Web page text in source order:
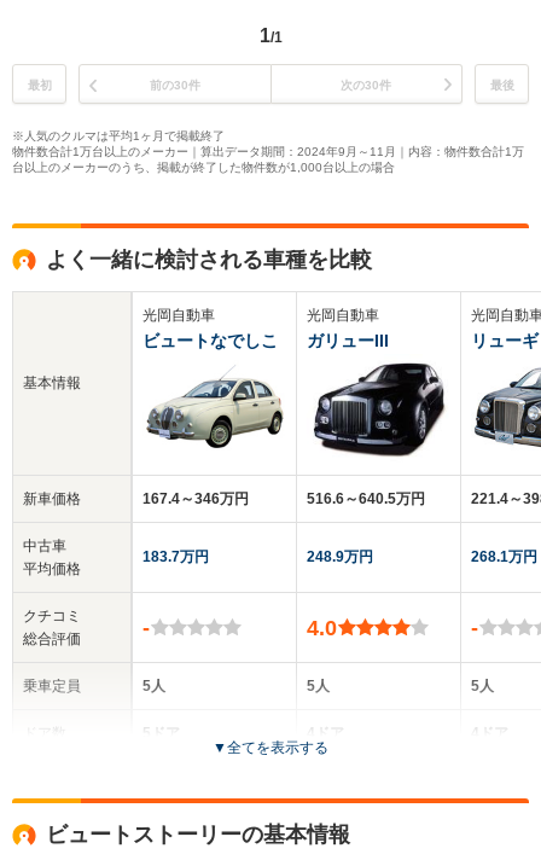
1/1
最初 前の30件 次の30件 最後
※人気のクルマは平均1ヶ月で掲載終了
物件数合計1万台以上のメーカー｜算出データ期間：2024年9月～11月｜内容：物件数合計1万
台以上のメーカーのうち、掲載が終了した物件数が1,000台以上の場合
よく一緒に検討される車種を比較
基本情報
新車価格
中古車
平均価格
クチコミ
総合評価
乗車定員
光岡自動車
ビュートなでしこ
167.4～346万円
183.7万円
-
5人
5ドア
全高
光岡自動車
ガリューIII
516.6～640.5万円
248.9万円
4.0
5人
4ドア
全高
光岡自動
リューギ
221.4～
268.1万円
-
5人
4ドア
全高
▼全てを表示する
ビュートストーリーの基本情報